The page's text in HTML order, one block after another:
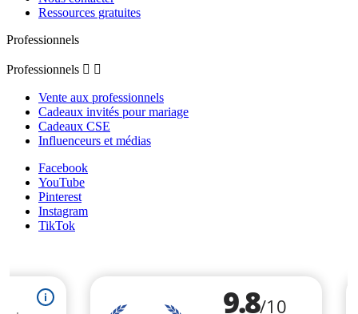
Ressources gratuites
Professionnels
Professionnels  
Vente aux professionnels
Cadeaux invités pour mariage
Cadeaux CSE
Influenceurs et médias
Facebook
YouTube
Pinterest
Instagram
TikTok